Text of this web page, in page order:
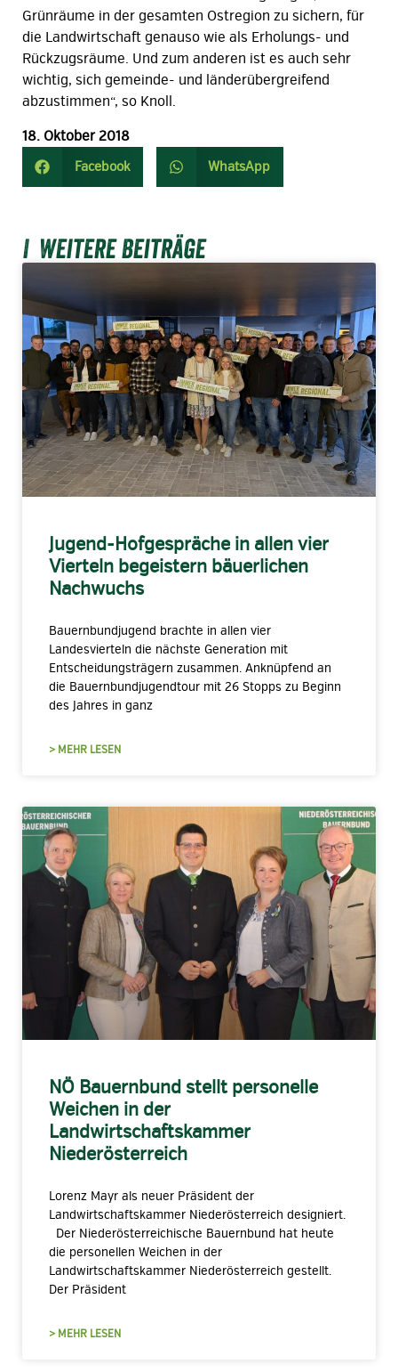
Grünräume in der gesamten Ostregion zu sichern, für
die Landwirtschaft genauso wie als Erholungs- und
Rückzugsräume. Und zum anderen ist es auch sehr
wichtig, sich gemeinde- und länderübergreifend
abzustimmen“, so Knoll.
18. Oktober 2018
Facebook WhatsApp
Weitere Beiträge
Jugend-Hofgespräche in allen vier
Vierteln begeistern bäuerlichen
Nachwuchs
Bauernbundjugend brachte in allen vier
Landesvierteln die nächste Generation mit
Entscheidungsträgern zusammen. Anknüpfend an
die Bauernbundjugendtour mit 26 Stopps zu Beginn
des Jahres in ganz
> MEHR LESEN
NÖ Bauernbund stellt personelle
Weichen in der
Landwirtschaftskammer
Niederösterreich
Lorenz Mayr als neuer Präsident der
Landwirtschaftskammer Niederösterreich designiert.
Der Niederösterreichische Bauernbund hat heute
die personellen Weichen in der
Landwirtschaftskammer Niederösterreich gestellt.
Der Präsident
> MEHR LESEN